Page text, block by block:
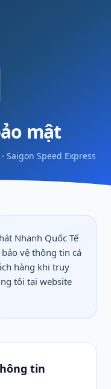
mật
Saigon Speed Express
Nhanh Quốc Tế
bảo vệ thông tin cá
hàng khi truy
tôi tại website
tin